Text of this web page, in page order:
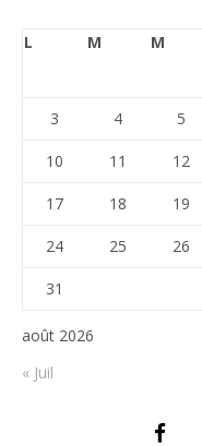
août 2026
L M M
3 4 5
10 11 12
17 18 19
24 25 26
31
« Juil